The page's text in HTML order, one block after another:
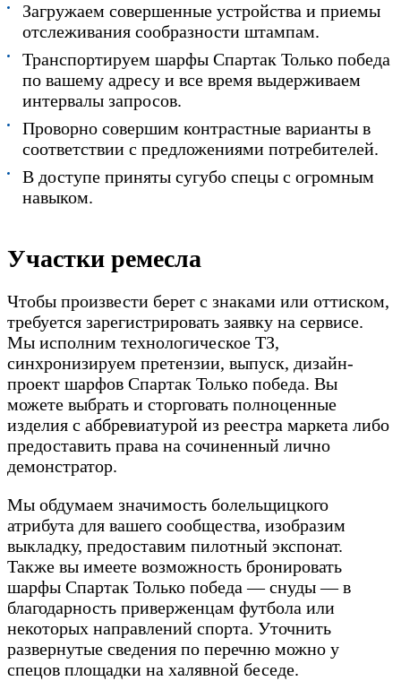
Загружаем совершенные устройства и приемы
отслеживания сообразности штампам.
Транспортируем шарфы Спартак Только победа
по вашему адресу и все время выдерживаем
интервалы запросов.
Проворно совершим контрастные варианты в
соответствии с предложениями потребителей.
В доступе приняты сугубо спецы с огромным
навыком.
Участки ремесла
Чтобы произвести берет с знаками или оттиском,
требуется зарегистрировать заявку на сервисе.
Мы исполним технологическое ТЗ,
синхронизируем претензии, выпуск, дизайн-
проект шарфов Спартак Только победа. Вы
можете выбрать и сторговать полноценные
изделия с аббревиатурой из реестра маркета либо
предоставить права на сочиненный лично
демонстратор.
Мы обдумаем значимость болельщицкого
атрибута для вашего сообщества, изобразим
выкладку, предоставим пилотный экспонат.
Также вы имеете возможность бронировать
шарфы Спартак Только победа — снуды — в
благодарность приверженцам футбола или
некоторых направлений спорта. Уточнить
развернутые сведения по перечню можно у
спецов площадки на халявной беседе.